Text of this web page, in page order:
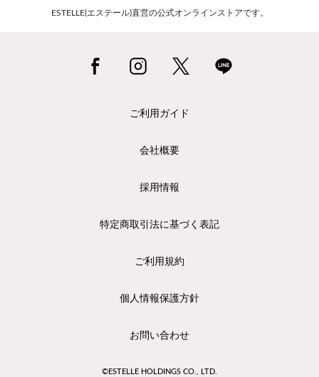
ESTELLE(エステール)直営の公式オンラインストアです。
ご利用ガイド
会社概要
採用情報
特定商取引法に基づく表記
ご利用規約
個人情報保護方針
お問い合わせ
©ESTELLE HOLDINGS CO., LTD.